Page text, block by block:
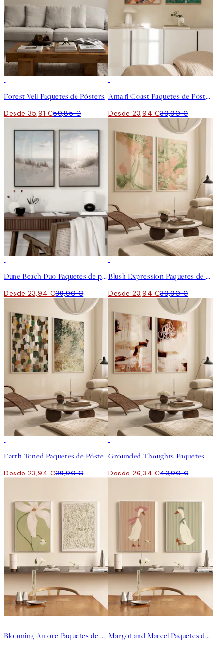
Forest Veil Paquetes de Pósters
Desde 35,91 €59,85 €
Amalfi Coast Paquetes de Pósters
Desde 23,94 €39,90 €
Dune Beach Duo Paquetes de pósters
Desde 23,94 €39,90 €
Blush Expression Paquetes de Pósters
Desde 23,94 €39,90 €
Earth Toned Paquetes de Pósters
Desde 23,94 €39,90 €
Grounded Thoughts Paquetes de Pósters
Desde 26,34 €43,90 €
Blooming Amore Paquetes de Pósters Margot and Marcel Paquetes de Pósters